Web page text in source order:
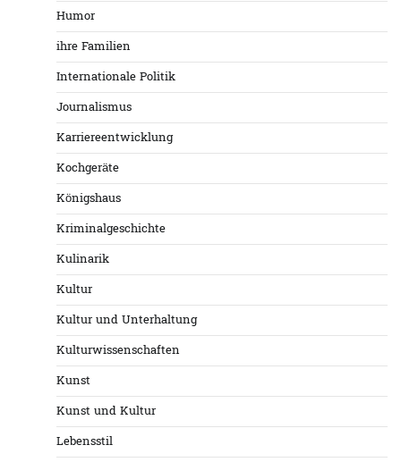
Humor
ihre Familien
Internationale Politik
Journalismus
Karriereentwicklung
Kochgeräte
Königshaus
Kriminalgeschichte
Kulinarik
Kultur
Kultur und Unterhaltung
Kulturwissenschaften
Kunst
Kunst und Kultur
Lebensstil